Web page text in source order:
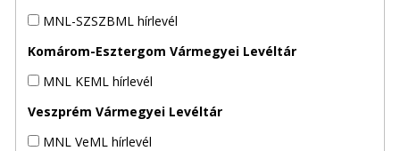
MNL-SZSZBML hírlevél
Komárom-Esztergom Vármegyei Levéltár
MNL KEML hírlevél
Veszprém Vármegyei Levéltár
MNL VeML hírlevél